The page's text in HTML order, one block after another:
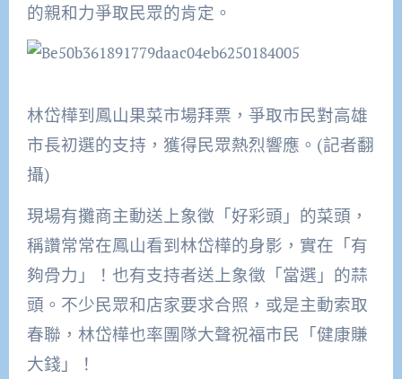
的親和力爭取民眾的肯定。
林岱樺到鳳山果菜市場拜票，爭取市民對高雄
市長初選的支持，獲得民眾熱烈響應。(記者翻
攝)
現場有攤商主動送上象徵「好彩頭」的菜頭，
稱讚常常在鳳山看到林岱樺的身影，實在「有
夠骨力」！也有支持者送上象徵「當選」的蒜
頭。不少民眾和店家要求合照，或是主動索取
春聯，林岱樺也率團隊大聲祝福市民「健康賺
大錢」！